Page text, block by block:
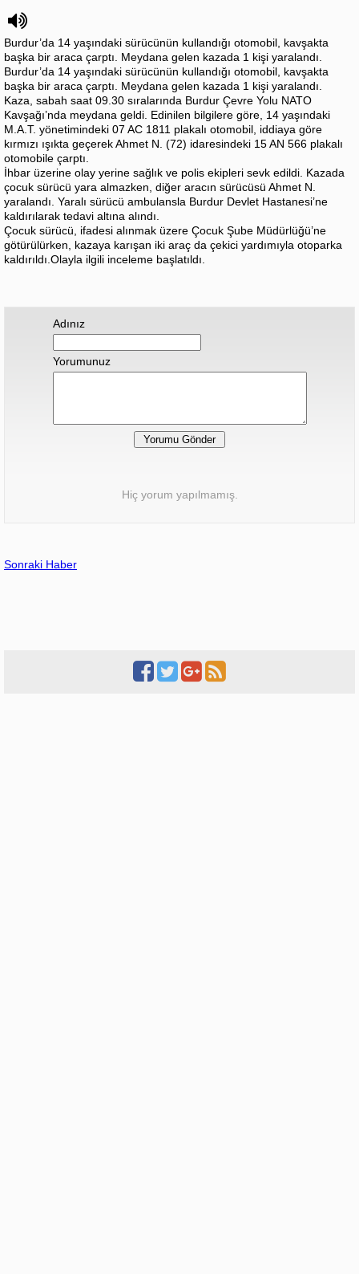
Burdur’da 14 yaşındaki sürücünün kullandığı otomobil, kavşakta
başka bir araca çarptı. Meydana gelen kazada 1 kişi yaralandı.
Burdur’da 14 yaşındaki sürücünün kullandığı otomobil, kavşakta
başka bir araca çarptı. Meydana gelen kazada 1 kişi yaralandı.
Kaza, sabah saat 09.30 sıralarında Burdur Çevre Yolu NATO
Kavşağı’nda meydana geldi. Edinilen bilgilere göre, 14 yaşındaki
M.A.T. yönetimindeki 07 AC 1811 plakalı otomobil, iddiaya göre
kırmızı ışıkta geçerek Ahmet N. (72) idaresindeki 15 AN 566 plakalı
otomobile çarptı.
İhbar üzerine olay yerine sağlık ve polis ekipleri sevk edildi. Kazada
çocuk sürücü yara almazken, diğer aracın sürücüsü Ahmet N.
yaralandı. Yaralı sürücü ambulansla Burdur Devlet Hastanesi’ne
kaldırılarak tedavi altına alındı.
Çocuk sürücü, ifadesi alınmak üzere Çocuk Şube Müdürlüğü’ne
götürülürken, kazaya karışan iki araç da çekici yardımıyla otoparka
kaldırıldı.Olayla ilgili inceleme başlatıldı.
Adınız
Yorumunuz
Hiç yorum yapılmamış.
Sonraki Haber